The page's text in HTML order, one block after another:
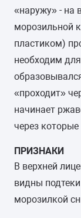
«наружу» - на
морозильной
пластиком)
необходим
«проходит»
начинает
через
ПРИЗНАКИ
В верхней
видны
морозилкой